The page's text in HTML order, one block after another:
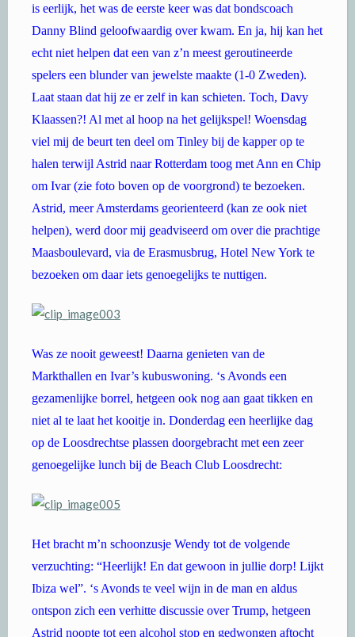
is eerlijk, het was de eerste keer was dat bondscoach
Danny Blind geloofwaardig over kwam. En ja, hij kan het
echt niet helpen dat een van z’n meest geroutineerde
spelers een blunder van jewelste maakte (1-0 Zweden).
Laat staan dat hij ze er zelf in kan schieten. Toch, Davy
Klaassen?! Al met al hoop na het gelijkspel! Woensdag
viel mij de beurt ten deel om Tinley bij de kapper op te
halen terwijl Astrid naar Rotterdam toog met Ann en Chip
om Ivar (zie foto boven op de voorgrond) te bezoeken.
Astrid, meer Amsterdams georienteerd (kan ze ook niet
helpen), werd door mij geadviseerd om over die prachtige
Maasboulevard, via de Erasmusbrug, Hotel New York te
bezoeken om daar iets genoegelijks te nuttigen.
Was ze nooit geweest! Daarna genieten van de
Markthallen en Ivar’s kubuswoning. ‘s Avonds een
gezamenlijke borrel, hetgeen ook nog aan gaat tikken en
niet al te laat het kooitje in. Donderdag een heerlijke dag
op de Loosdrechtse plassen doorgebracht met een zeer
genoegelijke lunch bij de Beach Club Loosdrecht:
Het bracht m’n schoonzusje Wendy tot de volgende
verzuchting: “Heerlijk! En dat gewoon in jullie dorp! Lijkt
Ibiza wel”. ‘s Avonds te veel wijn in de man en aldus
ontspon zich een verhitte discussie over Trump, hetgeen
Astrid noopte tot een alcohol stop en gedwongen aftocht